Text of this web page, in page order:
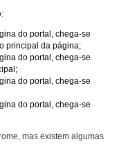
do portal, chega-se
principal da página;
do portal, chega-se
do portal, chega-se
do portal, chega-se
mas existem algumas